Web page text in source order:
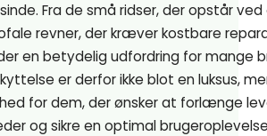
Fra de små ridser, der opstår
revner, der kræver kostbare
en betydelig udfordring for mange
er derfor ikke blot en luksus,
for dem, der ønsker at forlænge
og sikre en optimal